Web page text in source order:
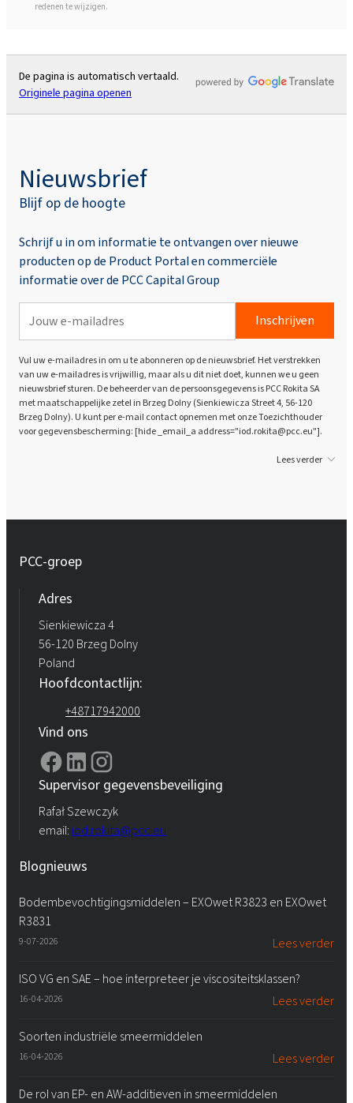
redenen te wijzigen.
De pagina is automatisch vertaald.
Originele pagina openen
Nieuwsbrief
Blijf op de hoogte
Schrijf u in om informatie te ontvangen over nieuwe
producten op de Product Portal en commerciële
informatie over de PCC Capital Group
Inschrijven
Vul uw e-mailadres in om u te abonneren op de nieuwsbrief. Het verstrekken
van uw e-mailadres is vrijwillig, maar als u dit niet doet, kunnen we u geen
nieuwsbrief sturen. De beheerder van de persoonsgegevens is PCC Rokita SA
met maatschappelijke zetel in Brzeg Dolny (Sienkiewicza Street 4, 56-120
Brzeg Dolny). U kunt per e-mail contact opnemen met onze Toezichthouder
voor gegevensbescherming: [hide _email_a address="iod.rokita@pcc.eu"].
Lees verder
PCC-groep
Adres
Sienkiewicza 4
56-120 Brzeg Dolny
Poland
Hoofdcontactlijn:
+48717942000
Vind ons
Supervisor gegevensbeveiliging
Rafał Szewczyk
email: iod.rokita@pcc.eu
Blognieuws
Bodembevochtigingsmiddelen – EXOwet R3823 en EXOwet
R3831
9-07-2026 Lees verder
ISO VG en SAE – hoe interpreteer je viscositeitsklassen?
16-04-2026 Lees verder
Soorten industriële smeermiddelen
16-04-2026 Lees verder
De rol van EP- en AW-additieven in smeermiddelen